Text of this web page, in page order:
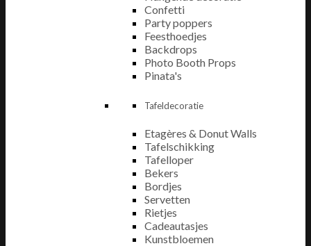
Confetti
Party poppers
Feesthoedjes
Backdrops
Photo Booth Props
Pinata's
Tafeldecoratie
Etagères & Donut Walls
Tafelschikking
Tafelloper
Bekers
Bordjes
Servetten
Rietjes
Cadeautasjes
Kunstbloemen